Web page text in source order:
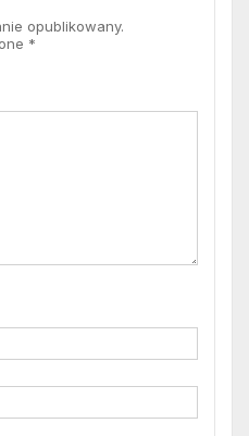
opublikowany.
*